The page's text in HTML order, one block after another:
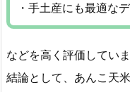
・手土産にも最適な
などを高く評価していま
結論として、あんこ天